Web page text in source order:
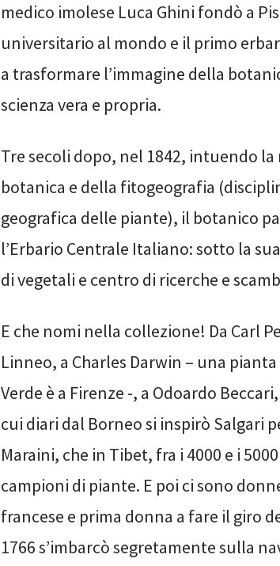
medico imolese Luca Ghini fondò a
universitario al mondo e il primo
a trasformare l’immagine della
scienza vera e propria.
Tre secoli dopo, nel 1842, intuendo
botanica e della fitogeografia
geografica delle piante), il botanico
l’Erbario Centrale Italiano: sotto la
di vegetali e centro di ricerche e
E che nomi nella collezione! Da Carl
Linneo, a Charles Darwin – una
Verde è a Firenze -, a Odoardo
cui diari dal Borneo si inspirò Salgari
Maraini, che in Tibet, fra i 4000 e i
campioni di piante. E poi ci sono
francese e prima donna a fare il giro
1766 s’imbarcò segretamente sulla